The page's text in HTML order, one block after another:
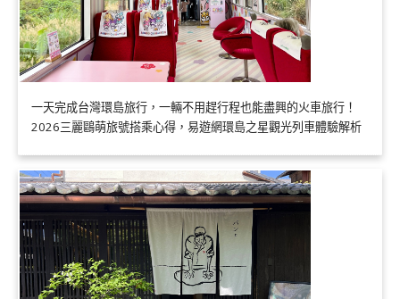
一天完成台灣環島旅行，一輛不用趕行程也能盡興的火車旅行！
2026三麗鷗萌旅號搭乘心得，易遊網環島之星觀光列車體驗解析